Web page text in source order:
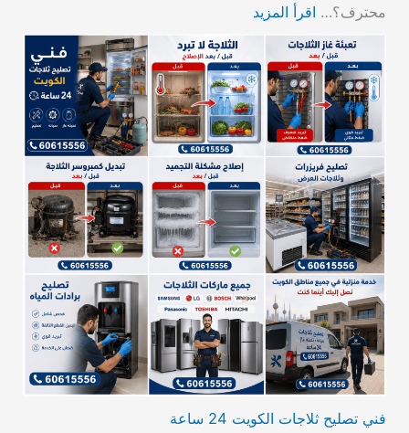
محترف؟… اقرأ المزيد
فني تصليح ثلاجات الكويت 24 ساعة